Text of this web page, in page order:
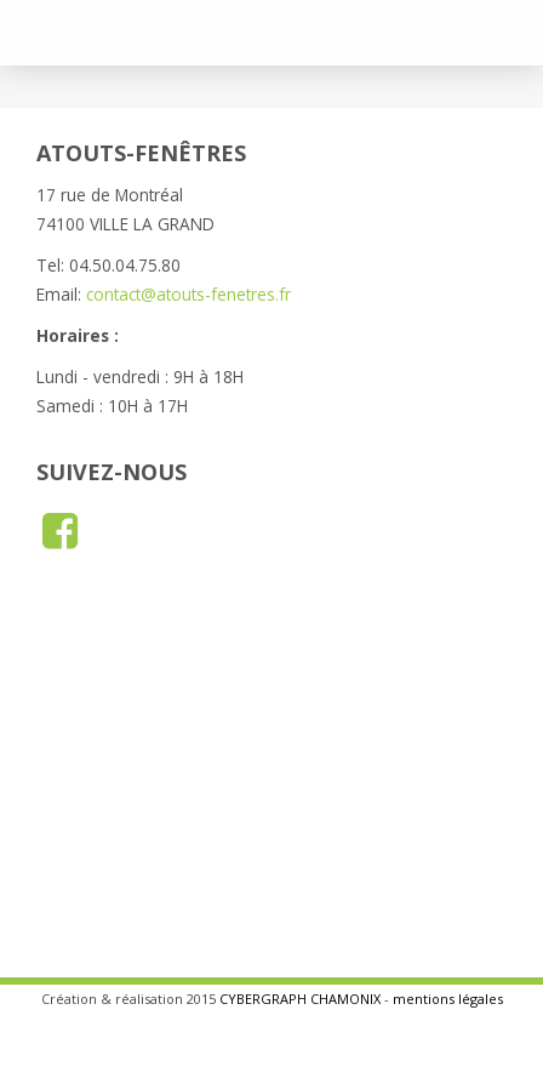
ATOUTS-FENÊTRES
17 rue de Montréal
74100 VILLE LA GRAND
Tel: 04.50.04.75.80
Email: contact@atouts-fenetres.fr
Horaires :
Lundi - vendredi : 9H à 18H
Samedi : 10H à 17H
SUIVEZ-NOUS
Création & réalisation 2015 CYBERGRAPH CHAMONIX- mentions légales